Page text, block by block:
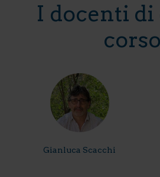
I docenti di
corso
Gianluca Scacchi